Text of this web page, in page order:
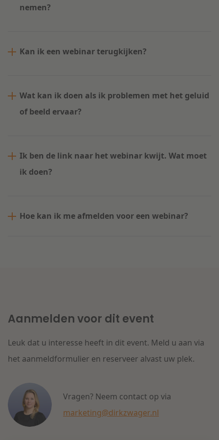
nemen?
Kan ik een webinar terugkijken?
Wat kan ik doen als ik problemen met het geluid
of beeld ervaar?
Ik ben de link naar het webinar kwijt. Wat moet
ik doen?
Hoe kan ik me afmelden voor een webinar?
Aanmelden voor dit event
Leuk dat u interesse heeft in dit event. Meld u aan via
het aanmeldformulier en reserveer alvast uw plek.
Vragen? Neem contact op via
marketing@dirkzwager.nl